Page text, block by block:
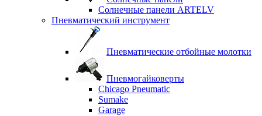
Солнечные панели ARTELV
Пневматический инструмент
Пневматические отбойные молотки
Пневмогайковерты
Chicago Pneumatic
Sumake
Garage